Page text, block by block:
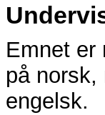
Emnet er
på
engelsk.